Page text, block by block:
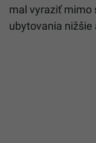
mal vyraziť mimo
ubytovania nižšie